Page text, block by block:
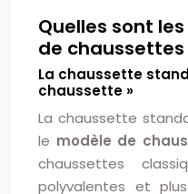
Quelles sont
de chaussettes
La chaussette
chaussette »
La chaussette
le modèle de
chaussettes
polyvalentes et